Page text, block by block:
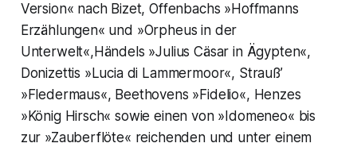
Version« nach Bizet, Offenbachs »Hoffmanns
Erzählungen« und »Orpheus in der
Unterwelt«,Händels »Julius Cäsar in Ägypten«,
Donizettis »Lucia di Lammermoor«, Strauß’
»Fledermaus«, Beethovens »Fidelio«, Henzes
»König Hirsch« sowie einen von »Idomeneo« bis
zur »Zauberflöte« reichenden und unter einem